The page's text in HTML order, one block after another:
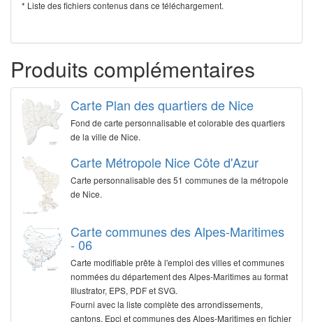
* Liste des fichiers contenus dans ce téléchargement.
Produits complémentaires
Carte Plan des quartiers de Nice
Fond de carte personnalisable et colorable des quartiers
de la ville de Nice.
Carte Métropole Nice Côte d'Azur
Carte personnalisable des 51 communes de la métropole
de Nice.
Carte communes des Alpes-Maritimes
- 06
Carte modifiable prête à l'emploi des villes et communes
nommées du département des Alpes-Maritimes au format
Illustrator, EPS, PDF et SVG.
Fourni avec la liste complète des arrondissements,
cantons, Epci et communes des Alpes-Maritimes en fichier